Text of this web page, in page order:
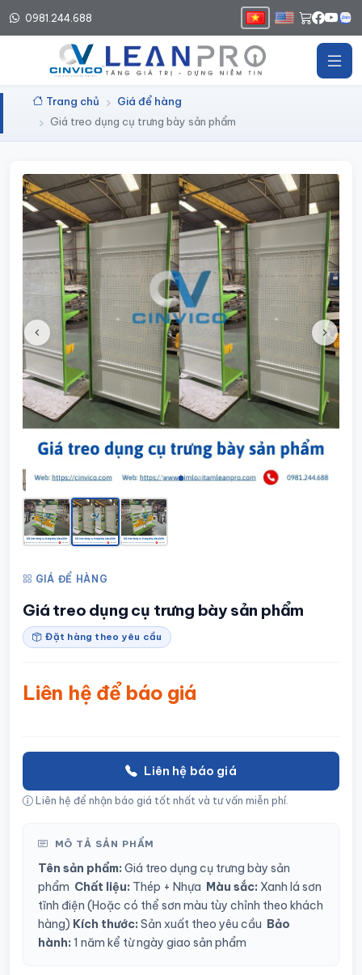
0981.244.688
Trang chủ
Giá để hàng
Giá treo dụng cụ trưng bày sản phẩm
GIÁ ĐỂ HÀNG
Giá treo dụng cụ trưng bày sản phẩm
Đặt hàng theo yêu cầu
Liên hệ để báo giá
Liên hệ báo giá
Liên hệ để nhận báo giá tốt nhất và tư vấn miễn phí.
MÔ TẢ SẢN PHẨM
Tên sản phẩm: Giá treo dụng cụ trưng bày sản
phẩm Chất liệu: Thép + Nhựa Màu sắc: Xanh lá sơn
tĩnh điện (Hoặc có thể sơn màu tùy chỉnh theo khách
hàng) Kích thước: Sản xuất theo yêu cầu Bảo
hành: 1 năm kể từ ngày giao sản phẩm